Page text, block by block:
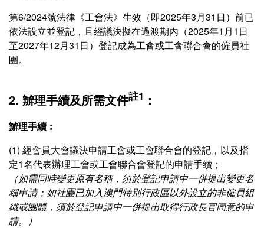
第6/2024號法律《工會法》生效（即2025年3月31日）前已
依法設立並登記，且經議決擬在過渡期內（2025年1月1日
至2027年12月31日）登記成為工會或工會聯合會的僱員社
團。
2. 辧理手續及所需文件註1 ：
辧理手續︰
(1) 經會員大會議決申請工會或工會聯合會的登記，以及指
定1名代表辦理工會或工會聯合會登記的申請手續；
（如需同時變更原有名稱，須於登記申請中一併提出變更名
稱申請；如社團已加入澳門特別行政區以外設立的非僱員組
織或團體，須於登記申請中一併提出取得行政長官同意的申
請。）